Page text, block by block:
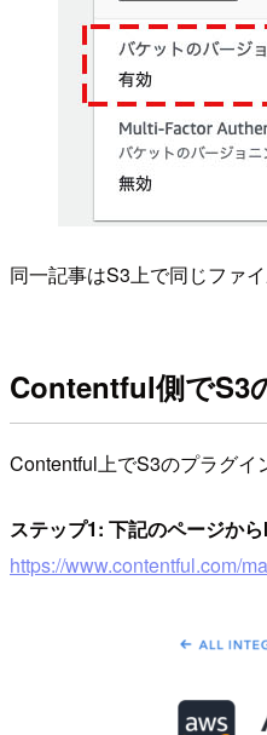
同一記事はS3上で同じファ
Contentful側でS3
Contentful上でS3のプラグイ
ステップ1: 下記のページか
https://www.contentful.com/